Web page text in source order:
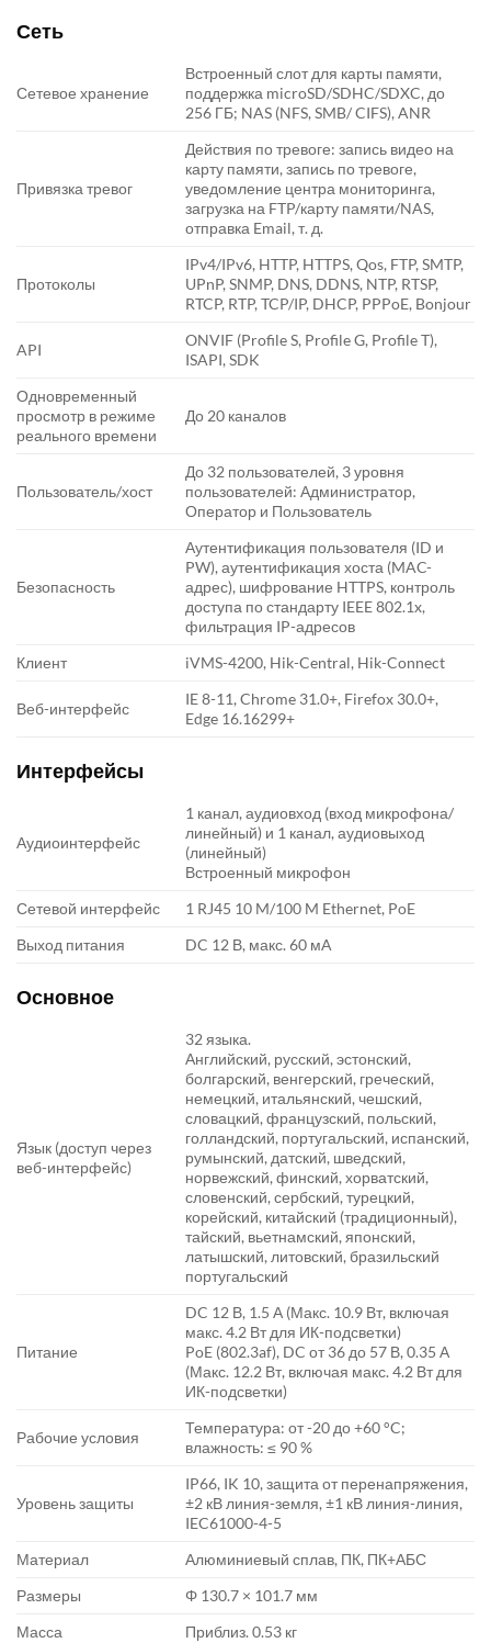
Сеть
Сетевое хранение
Встроенный слот для карты памяти,
поддержка microSD/SDHC/SDXC, до
256 ГБ; NAS (NFS, SMB/ CIFS), ANR
Привязка тревог
Действия по тревоге: запись видео на
карту памяти, запись по тревоге,
уведомление центра мониторинга,
загрузка на FTP/карту памяти/NAS,
отправка Email, т. д.
Протоколы
IPv4/IPv6, HTTP, HTTPS, Qos, FTP, SMTP,
UPnP, SNMP, DNS, DDNS, NTP, RTSP,
RTCP, RTP, TCP/IP, DHCP, PPPoE, Bonjour
API
ONVIF (Profile S, Profile G, Profile T),
ISAPI, SDK
Одновременный
просмотр в режиме
реального времени
До 20 каналов
Пользователь/хост
До 32 пользователей, 3 уровня
пользователей: Администратор,
Оператор и Пользователь
Безопасность
Аутентификация пользователя (ID и
PW), аутентификация хоста (MAC-
адрес), шифрование HTTPS, контроль
доступа по стандарту IEEE 802.1x,
фильтрация IP-адресов
Клиент
iVMS-4200, Hik-Central, Hik-Connect
Веб-интерфейс
IE 8-11, Chrome 31.0+, Firefox 30.0+,
Edge 16.16299+
Интерфейсы
Аудиоинтерфейс
1 канал, аудиовход (вход микрофона/
линейный) и 1 канал, аудиовыход
(линейный)
Встроенный микрофон
Сетевой интерфейс
1 RJ45 10 M/100 M Ethernet, PoE
Выход питания
DC 12 В, макс. 60 мA
Основное
Язык (доступ через
веб-интерфейс)
32 языка.
Английский, русский, эстонский,
болгарский, венгерский, греческий,
немецкий, итальянский, чешский,
словацкий, французский, польский,
голландский, португальский, испанский,
румынский, датский, шведский,
норвежский, финский, хорватский,
словенский, сербский, турецкий,
корейский, китайский (традиционный),
тайский, вьетнамский, японский,
латышский, литовский, бразильский
португальский
Питание
DC 12 В, 1.5 А (Макс. 10.9 Вт, включая
макс. 4.2 Вт для ИК-подсветки)
PoE (802.3af), DC от 36 до 57 В, 0.35 А
(Макс. 12.2 Вт, включая макс. 4.2 Вт для
ИК-подсветки)
Рабочие условия
Температура: от -20 до +60 °C;
влажность: ≤ 90 %
Уровень защиты
IP66, IK 10, защита от перенапряжения,
±2 кВ линия-земля, ±1 кВ линия-линия,
IEC61000-4-5
Материал
Алюминиевый сплав, ПК, ПК+АБС
Размеры
Φ 130.7 × 101.7 мм
Масса
Приблиз. 0.53 кг